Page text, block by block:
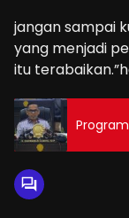
jangan sampai
yang menjadi
itu